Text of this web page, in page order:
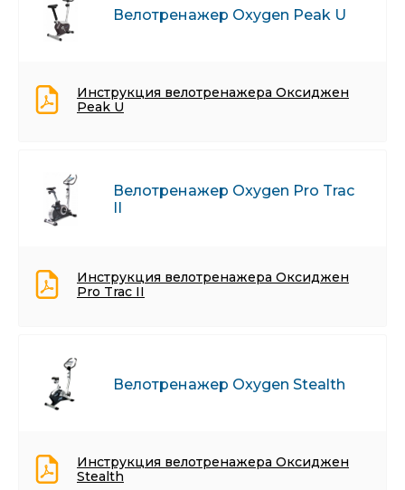
Велотренажер Oxygen Peak U
Инструкция велотренажера Оксиджен
Peak U
Велотренажер Oxygen Pro Trac
II
Инструкция велотренажера Оксиджен
Pro Trac II
Велотренажер Oxygen Stealth
Инструкция велотренажера Оксиджен
Stealth